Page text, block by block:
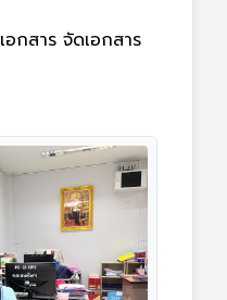
กสาร จัดเอกสาร